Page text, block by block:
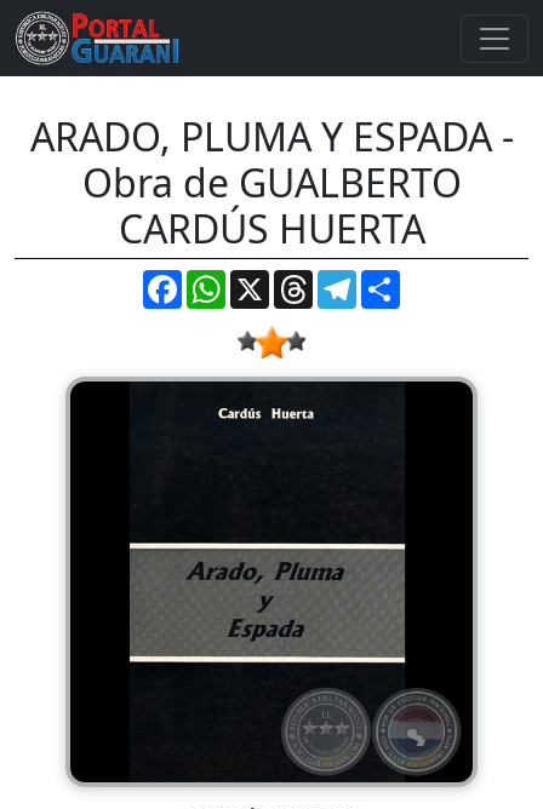
ARADO, PLUMA Y ESPADA -
Obra de GUALBERTO
CARDÚS HUERTA
FacebookWhatsApp
X ThreadsTelegram